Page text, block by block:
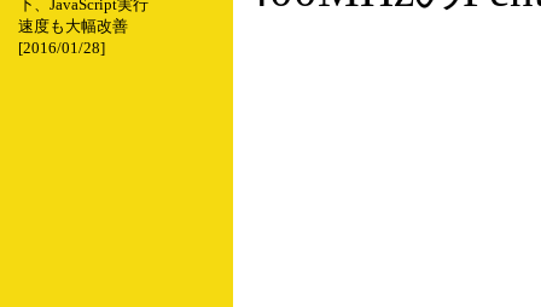
下、JavaScript実行
速度も大幅改善
[2016/01/28]